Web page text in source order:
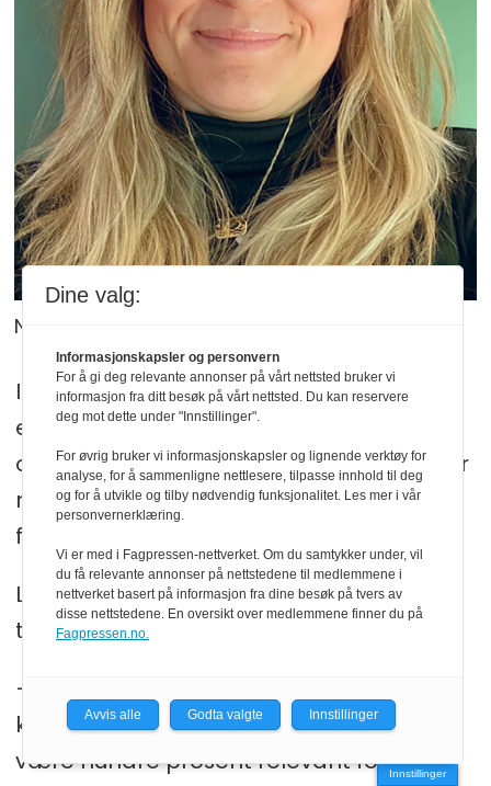
Nina Méd
I bokhylla hos foreldrene mine finner jeg
eldre utgaver hvor Nancys venninne
omtales rett ut som «tykke Bess», og hvor
n-ordet dukker opp. Jeg ville kviet meg
for å dele dette videre.
Litteraturviter Nina Méd mener det er på
tide å la Nancy Drew få hvile nå.
– Hun har virkelig gjort nytten sin. Man
kan ikke forvente at hun skal fortsette å
være hundre prosent relevant for Innstillinger
Dine valg:
Informasjonskapsler og personvern
For å gi deg relevante annonser på vårt nettsted bruker vi
informasjon fra ditt besøk på vårt nettsted. Du kan reservere
deg mot dette under "Innstillinger".
For øvrig bruker vi informasjonskapsler og lignende verktøy for
analyse, for å sammenligne nettlesere, tilpasse innhold til deg
og for å utvikle og tilby nødvendig funksjonalitet. Les mer i vår
personvernerklæring.
Vi er med i Fagpressen-nettverket. Om du samtykker under, vil
du få relevante annonser på nettstedene til medlemmene i
nettverket basert på informasjon fra dine besøk på tvers av
disse nettstedene. En oversikt over medlemmene finner du på
Fagpressen.no.
Avvis alle Godta valgte Innstillinger